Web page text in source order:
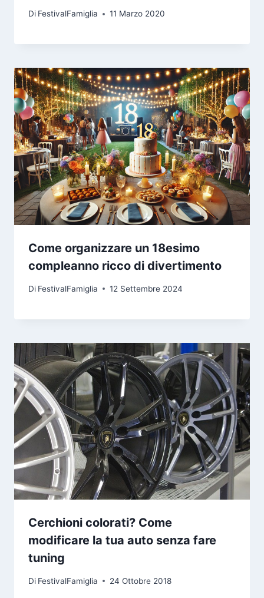
Di FestivalFamiglia 11 Marzo 2020
Come organizzare un 18esimo
compleanno ricco di divertimento
Di FestivalFamiglia 12 Settembre 2024
Cerchioni colorati? Come
modificare la tua auto senza fare
tuning
Di FestivalFamiglia 24 Ottobre 2018